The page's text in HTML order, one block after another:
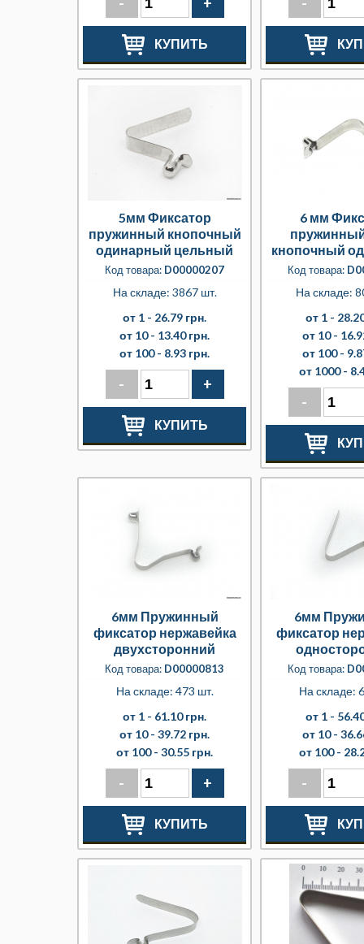
КУПИТЬ
5мм Фиксатор
пружинный кнопочный
одинарный цельный
Код товара: D00000207
На складе: 3867 шт.
от 1 - 26.79 грн.
от 10 - 13.40 грн.
от 100 - 8.93 грн.
- +
КУПИТЬ
6 мм
кнопочный
Код товара:
На складе:
от 1 -
от 10 -
от 100 -
от 1000 -
-
6мм Пружинный
фиксатор нержавейка
двухсторонний
Код товара: D00000813
На складе: 473 шт.
от 1 - 61.10 грн.
от 10 - 39.72 грн.
от 100 - 30.55 грн.
- +
КУПИТЬ
6мм
фиксатор
Код товара:
На складе:
от 1 -
от 10 -
от 100 -
-